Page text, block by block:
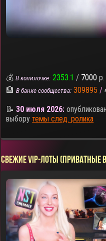
💰В копилочке: 2353.1 / 7000 р.
🏦В банке сообщества: 309895 /
📝30 июля 2026:
выборутемы след. ролика
СВЕЖИЕ VIP-ЛОТЫ (ПРИВАТНЫЕ